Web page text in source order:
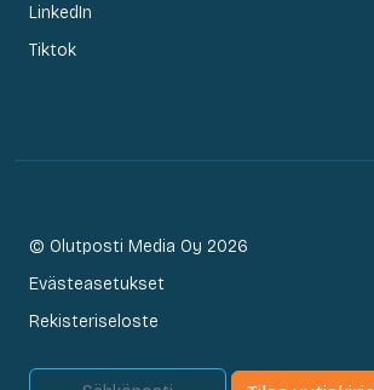
LinkedIn
Tiktok
© Olutposti Media Oy 2026
Evästeasetukset
Rekisteriseloste